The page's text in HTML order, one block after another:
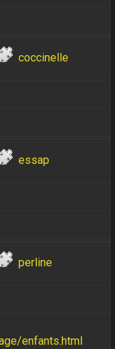
coccinelle
essap
perline
enfants.html